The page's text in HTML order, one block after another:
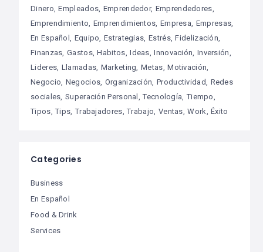
Dinero Empleados Emprendedor Emprendedores
Emprendimiento Emprendimientos Empresa Empresas
En Español Equipo Estrategias Estrés Fidelización
Finanzas Gastos Habitos Ideas Innovación Inversión
Lideres Llamadas Marketing Metas Motivación
Negocio Negocios Organización Productividad Redes
sociales Superación Personal Tecnología Tiempo
Tipos Tips Trabajadores Trabajo Ventas Work Éxito
Categories
Business
En Español
Food & Drink
Services